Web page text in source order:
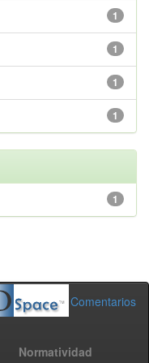
1
1
1
1
1
Comentarios
Normatividad